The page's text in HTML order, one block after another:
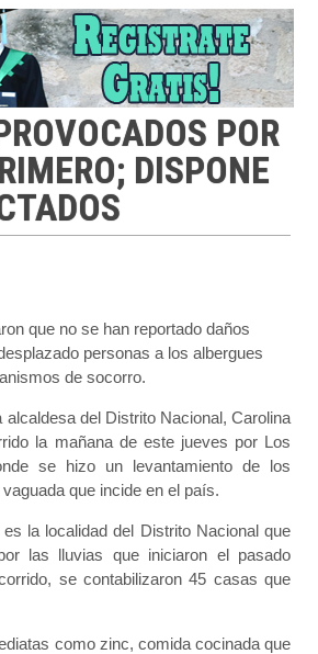
POR
DISPONE
que no se han reportado daños
personas a los albergues
de socorro.
alcaldesa del Distrito Nacional, Carolina
la mañana de este jueves por Los
se hizo un levantamiento de los
que incide en el país.
la localidad del Distrito Nacional que
las lluvias que iniciaron el pasado
se contabilizaron 45 casas que
como zinc, comida cocinada que